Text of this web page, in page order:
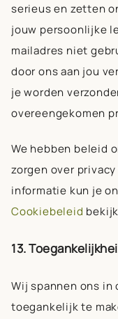
serieus en zetten
jouw persoonlijke
mailadres niet
door ons aan jou
je worden
overeengekomen
We hebben beleid
zorgen over
informatie kun je
Cookiebeleid
13.
Wij spannen ons in
toegankelijk te